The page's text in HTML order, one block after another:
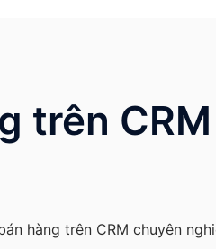
trên
hàng trên CRM chuyên